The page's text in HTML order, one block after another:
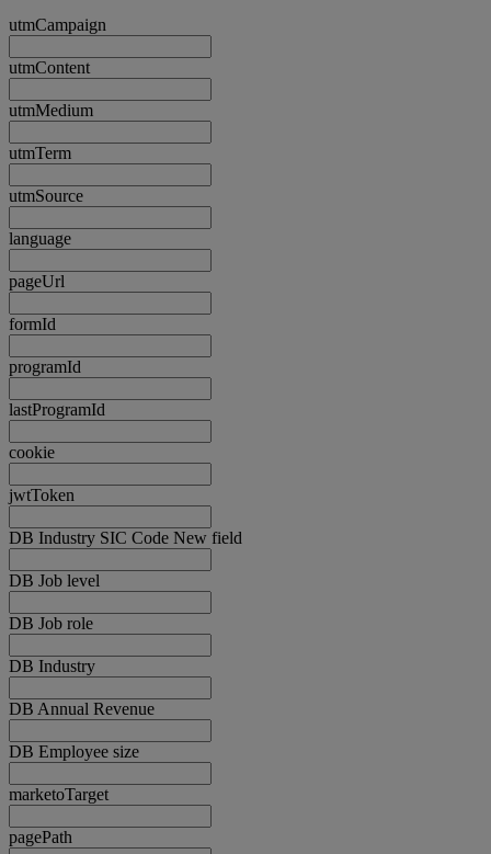
utmCampaign
utmContent
utmMedium
utmTerm
utmSource
language
pageUrl
formId
programId
lastProgramId
cookie
jwtToken
DB Industry SIC Code New field
DB Job level
DB Job role
DB Industry
DB Annual Revenue
DB Employee size
marketoTarget
pagePath